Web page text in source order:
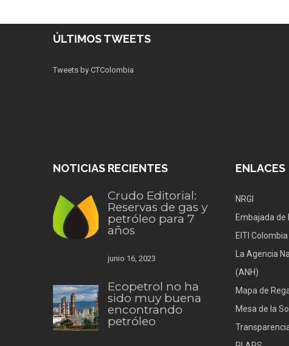
ÚLTIMOS TWEETS
Tweets by CTColombia
NOTICIAS RECIENTES
Crudo Editorial:
Reservas de gas y
petróleo para 7
años
junio 16, 2023
Ecopetrol no ha
sido muy buena
encontrando
petróleo
ENLACES
NRGI
Embajada de
EITI Colombia
La Agencia
(ANH)
Mapa de
Mesa de la